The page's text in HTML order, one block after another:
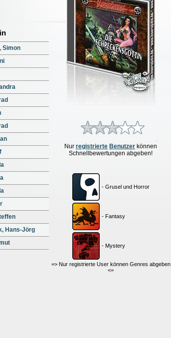
Nur registrierte Benutzer können
Schnellbewertungen abgeben!
- Grusel und Horror
- Fantasy
- Mystery
=> Nur registrierte User können Genres abgeben
<=
Simon
Hans-Jörg